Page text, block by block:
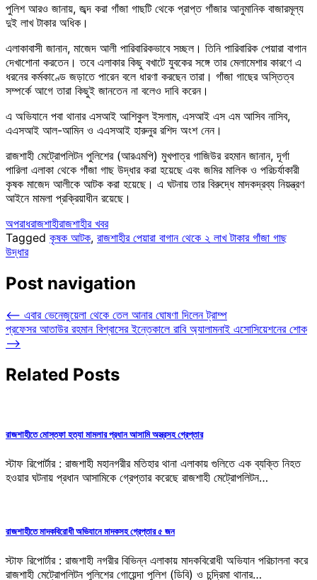
পুলিশ আরও জানায়, জব্দ করা গাঁজা গাছটি থেকে প্রাপ্ত গাঁজার আনুমানিক বাজারমূল্য
দুই লাখ টাকার অধিক।
এলাকাবাসী জানান, মাজেদ আলী পারিবারিকভাবে সচ্ছল। তিনি পারিবারিক পেয়ারা বাগান
দেখাশোনা করতেন। তবে এলাকার কিছু বখাটে যুবকের সঙ্গে তার মেলামেশার কারণে এ
ধরনের কর্মকাণ্ডে জড়াতে পারেন বলে ধারণা করছেন তারা। গাঁজা গাছের অস্তিত্ব
সম্পর্কে আগে তারা কিছুই জানতেন না বলেও দাবি করেন।
এ অভিযানে পবা থানার এসআই আশিকুল ইসলাম, এসআই এস এম আসিব নাসিব,
এএসআই আল-আমিন ও এএসআই হারুনুর রশিদ অংশ নেন।
রাজশাহী মেট্রোপলিটন পুলিশের (আরএমপি) মুখপাত্র গাজিউর রহমান জানান, দূর্গা
পারিলা এলাকা থেকে গাঁজা গাছ উদ্ধার করা হয়েছে এবং জমির মালিক ও পরিচর্যাকারী
কৃষক মাজেদ আলীকে আটক করা হয়েছে। এ ঘটনায় তার বিরুদ্ধে মাদকদ্রব্য নিয়ন্ত্রণ
আইনে মামলা প্রক্রিয়াধীন রয়েছে।
অপরাধরাজশাহীরাজশাহীর খবর
Tagged কৃষক আটক, রাজশাহীর পেয়ারা বাগান থেকে ২ লাখ টাকার গাঁজা গাছ
উদ্ধার
Post navigation
⟵ এবার ভেনেজুয়েলা থেকে তেল আনার ঘোষণা দিলেন ট্রাম্প
প্রফেসর আতাউর রহমান বিশ্বাসের ইন্তেকালে রাবি অ্যালামনাই এসোসিয়েশনের শোক
⟶
Related Posts
রাজশাহীতে মোস্তফা হত্যা মামলার প্রধান আসামি অস্ত্রসহ গ্রেপ্তার
স্টাফ রিপোর্টার : রাজশাহী মহানগরীর মতিহার থানা এলাকায় গুলিতে এক ব্যক্তি নিহত
হওয়ার ঘটনায় প্রধান আসামিকে গ্রেপ্তার করেছে রাজশাহী মেট্রোপলিটন…
রাজশাহীতে মাদকবিরোধী অভিযানে মাদকসহ গ্রেপ্তার ৫ জন
স্টাফ রিপোর্টার : রাজশাহী নগরীর বিভিন্ন এলাকায় মাদকবিরোধী অভিযান পরিচালনা করে
রাজশাহী মেট্রোপলিটন পুলিশের গোয়েন্দা পুলিশ (ডিবি) ও চন্দ্রিমা থানার…